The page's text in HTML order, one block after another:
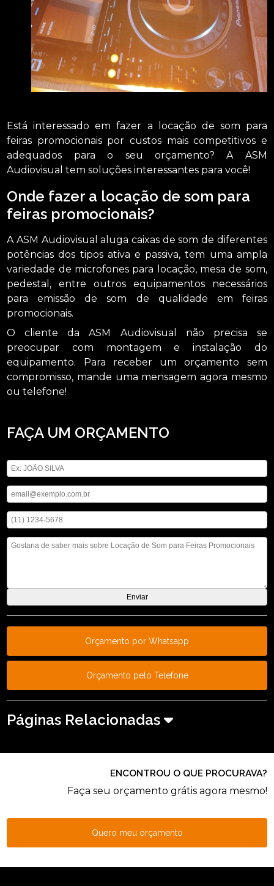
Está interessado em fazer a locação de som para
feiras promocionais por custos mais competitivos e
adequados para o seu orçamento? A ASM
Audiovisual tem soluções interessantes para você!
Onde fazer a locação de som para
feiras promocionais?
A ASM Audiovisual aluga caixas de som de diferentes
potências dos tipos ativa e passiva, tem uma ampla
variedade de microfones para locação, mesa de som,
pedestal, entre outros equipamentos necessários
para emissão de som de qualidade em feiras
promocionais.
O cliente da ASM Audiovisual não precisa se
preocupar com montagem e instalação do
equipamento. Para receber um orçamento sem
compromisso, mande uma mensagem agora mesmo
ou telefone!
FAÇA UM ORÇAMENTO
Orçamento por Whatsapp
Orçamento pelo Telefone
Páginas Relacionadas
ENCONTROU O QUE PROCURAVA?
Faça seu orçamento grátis agora mesmo!
Quero meu orçamento